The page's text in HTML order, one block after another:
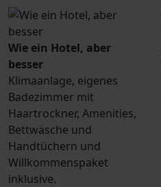
Wie ein Hotel, aber
besser
Klimaanlage, eigenes
Badezimmer mit
Haartrockner, Amenities,
Bettwäsche und
Handtüchern und
Willkommenspaket
inklusive.